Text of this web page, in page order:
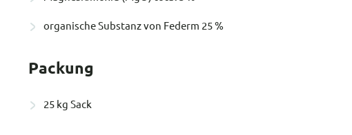
organische Substanz von Federm 25 %
Packung
25 kg Sack